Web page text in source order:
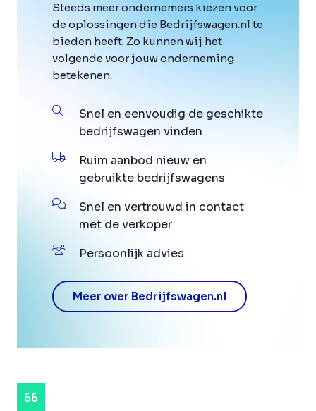
Steeds meer ondernemers kiezen voor
de oplossingen die Bedrijfswagen.nl te
bieden heeft. Zo kunnen wij het
volgende voor jouw onderneming
betekenen.
Snel en eenvoudig de geschikte
bedrijfswagen vinden
Ruim aanbod nieuw en
gebruikte bedrijfswagens
Snel en vertrouwd in contact
met de verkoper
Persoonlijk advies
Meer over Bedrijfswagen.nl